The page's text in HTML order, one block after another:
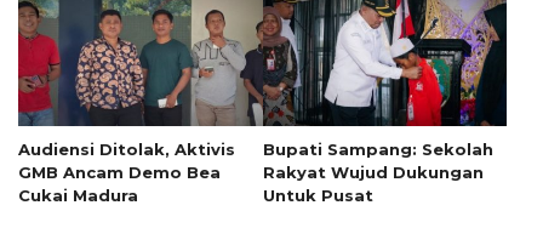
Audiensi Ditolak, Aktivis
GMB Ancam Demo Bea
Cukai Madura
Bupati Sampang: Sekolah
Rakyat Wujud Dukungan
Untuk Pusat